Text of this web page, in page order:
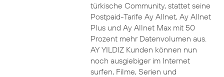
türkische Community, stattet seine
Postpaid-Tarife Ay Allnet, Ay Allnet
Plus und Ay Allnet Max mit 50
Prozent mehr Datenvolumen aus.
AY YILDIZ Kunden können nun
noch ausgiebiger im Internet
surfen, Filme, Serien und